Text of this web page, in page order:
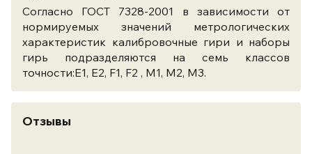
Согласно ГОСТ 7328-2001 в зависимости от
нормируемых значений метрологических
характеристик калибровочные гири и наборы
гирь подразделяются на семь классов
точности:Е1, Е2, F1, F2 , M1, M2, M3.
Отзывы